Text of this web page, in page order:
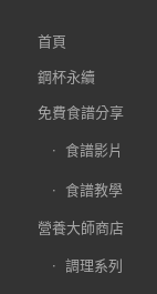
首頁
鋼杯永續
免費食譜分享
食譜影片
食譜教學
營養大師商店
調理系列